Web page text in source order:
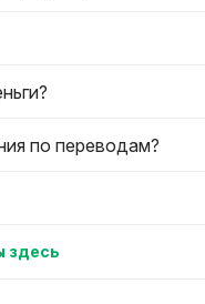
по переводам?
здесь